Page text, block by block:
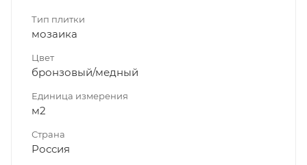
Тип плитки
мозаика
Цвет
бронзовый/медный
Единица измерения
м2
Страна
Россия